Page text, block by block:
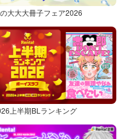
大大大冊子フェア2026
上半期BLランキング